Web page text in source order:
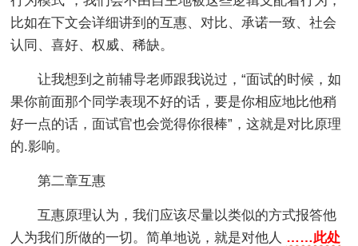
比如在下文会详细讲到的互惠、对比、承诺一致、社会
认同、喜好、权威、稀缺。
让我想到之前辅导老师跟我说过，“面试的时候，如
果你前面那个同学表现不好的话，要是你相应地比他稍
好一点的话，面试官也会觉得你很棒”，这就是对比原理
的.影响。
第二章互惠
互惠原理认为，我们应该尽量以类似的方式报答他
人为我们所做的一切。简单地说，就是对他人 ……此处